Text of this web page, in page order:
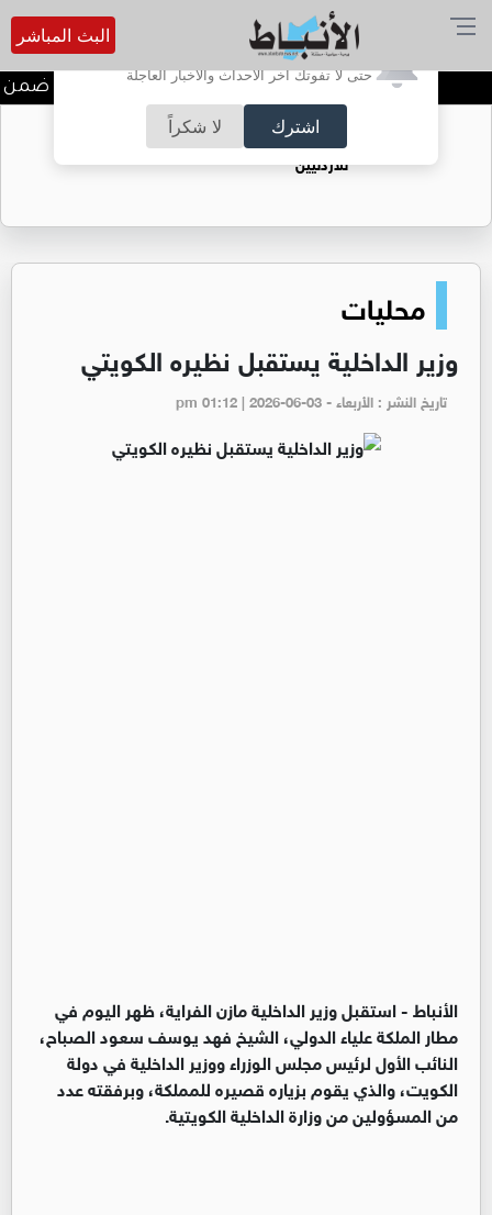
أترغب في تفعيل الإشعارات؟
حتى لا تفوتك آخر الأحداث والأخبار العاجلة
اشترك لا شكراً
البث المباشر
ندوة تعاين التراث الأردني ضمن
حقل الريشة حين يتحول الغاز إلى فرص عمل
للأردنيين
محليات
وزير الداخلية يستقبل نظيره الكويتي
تاريخ النشر : الأربعاء - pm 01:12 | 2026-06-03
الأنباط -استقبل وزير الداخلية مازن الفراية، ظهر اليوم في
مطار الملكة علياء الدولي، الشيخ فهد يوسف سعود الصباح،
النائب الأول لرئيس مجلس الوزراء ووزير الداخلية في دولة
الكويت، والذي يقوم بزياره قصيره للمملكة، وبرفقته عدد
من المسؤولين من وزارة الداخلية الكويتية.